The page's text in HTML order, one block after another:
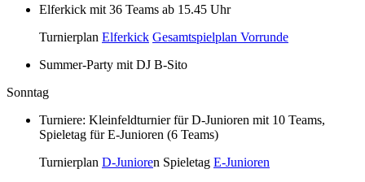
Elferkick mit 36 Teams ab 15.45 Uhr
Turnierplan Elferkick Gesamtspielplan Vorrunde
Summer-Party mit DJ B-Sito
Sonntag
Turniere: Kleinfeldturnier für D-Junioren mit 10 Teams,
Spieletag für E-Junioren (6 Teams)
Turnierplan D-Junioren Spieletag E-Junioren